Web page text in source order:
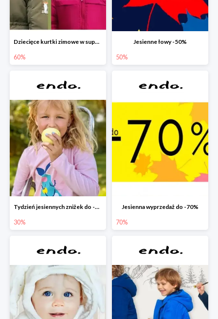
Dziecięce kurtki zimowe w super cenach!
60%
Jesienne łowy -50%
50%
Tydzień jesiennych zniżek do -30%
30%
Jesienna wyprzedaż do -70%
70%